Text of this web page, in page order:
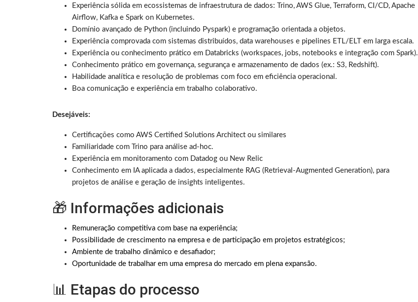
Experiência sólida em ecossistemas de infraestrutura de dados: Trino, AWS Glue, Terraform, CI/CD, Apache
Airflow, Kafka e Spark on Kubernetes.
Domínio avançado de Python (incluindo Pyspark) e programação orientada a objetos.
Experiência comprovada com sistemas distribuídos, data warehouses e pipelines ETL/ELT em larga escala.
Experiência ou conhecimento prático em Databricks (workspaces, jobs, notebooks e integração com Spark).
Conhecimento prático em governança, segurança e armazenamento de dados (ex.: S3, Redshift).
Habilidade analítica e resolução de problemas com foco em eficiência operacional.
Boa comunicação e experiência em trabalho colaborativo.
Desejáveis:
Certificações como AWS Certified Solutions Architect ou similares
Familiaridade com Trino para análise ad-hoc.
Experiência em monitoramento com Datadog ou New Relic
Conhecimento em IA aplicada a dados, especialmente RAG (Retrieval-Augmented Generation), para
projetos de análise e geração de insights inteligentes.
🎁 Informações adicionais
Remuneração competitiva com base na experiência;
Possibilidade de crescimento na empresa e de participação em projetos estratégicos;
Ambiente de trabalho dinâmico e desafiador;
Oportunidade de trabalhar em uma empresa do mercado em plena expansão.
📊 Etapas do processo